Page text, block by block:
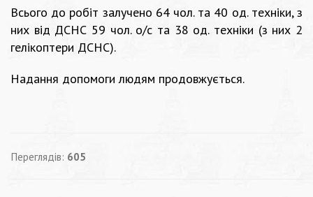
Всього до робіт залучено 64 чол. та 40 од. техніки, з
них від ДСНС 59 чол. о/с та 38 од. техніки (з них 2
гелікоптери ДСНС).
Надання допомоги людям продовжується.
Переглядів: 605